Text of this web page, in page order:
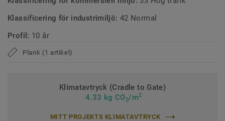
Klassificering för industrimiljö: 42 Normal
Profil: 10 år
Plank (1 artikel)
Klimatavtryck (Cradle to Gate)
4.33 kg CO2/m2
MITT PROJEKTS KLIMATAVTRYCK